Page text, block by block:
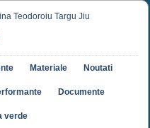
Materiale Noutati
Documente
verde